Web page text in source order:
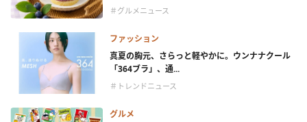
＃グルメニュース
ファッション
真夏の胸元、さらっと軽やかに。ウンナナクール
「364ブラ」、通...
＃トレンドニュース
グルメ